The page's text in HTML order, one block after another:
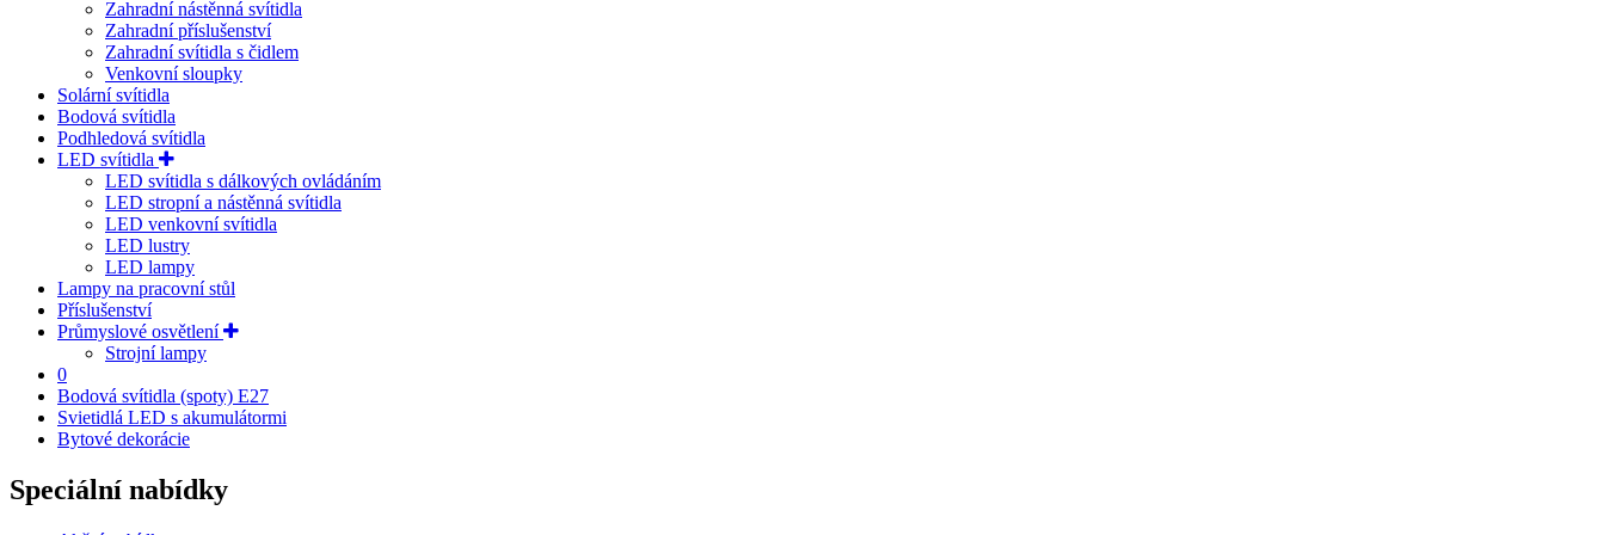
Zahradní nástěnná svítidla
Zahradní příslušenství
Zahradní svítidla s čidlem
Venkovní sloupky
Solární svítidla
Bodová svítidla
Podhledová svítidla
LED svítidla
LED svítidla s dálkových ovládáním
LED stropní a nástěnná svítidla
LED venkovní svítidla
LED lustry
LED lampy
Lampy na pracovní stůl
Příslušenství
Průmyslové osvětlení
Strojní lampy
0
Bodová svítidla (spoty) E27
Svietidlá LED s akumulátormi
Bytové dekorácie
Speciální nabídky